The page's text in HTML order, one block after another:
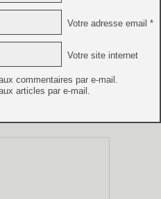
Votre adresse email *
Votre site internet
commentaires par e-mail.
articles par e-mail.